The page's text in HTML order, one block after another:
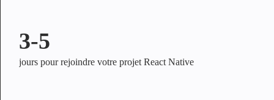
3-5
jours pour rejoindre votre projet React Native